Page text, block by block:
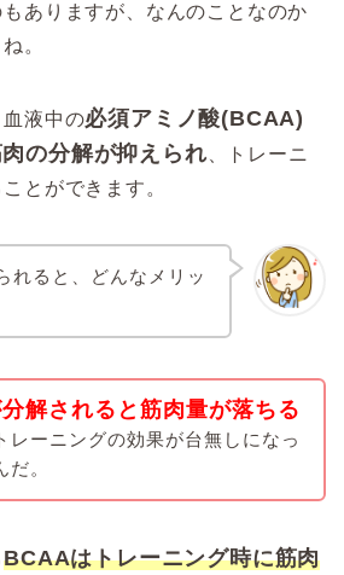
ありますが、なんのことなのか
。
液中の必須アミノ酸(BCAA)
の分解が抑えられ 、トレーニ
とができます。
れると、どんなメリッ
解されると筋肉量が落ちる
レーニングの効果が台無しになっ
だ。
BCAAはトレーニング時に筋肉